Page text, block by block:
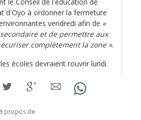
le Conseil de l'éducation de
d'Oyo à ordonner la fermeture
vendredi afin de «
et de permettre aux
complètement la zone ».
écoles devraient rouvrir lundi.
propos de